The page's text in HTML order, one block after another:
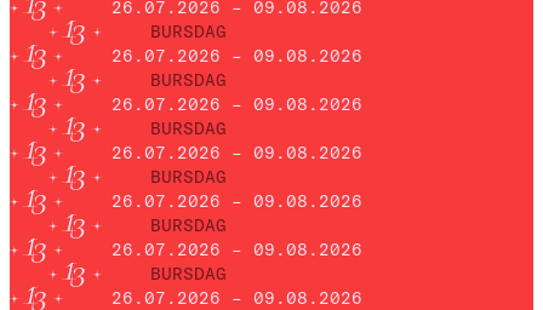
26.07.2026 – 09.08.2026
BURSDAG
26.07.2026 – 09.08.2026
BURSDAG
26.07.2026 – 09.08.2026
BURSDAG
26.07.2026 – 09.08.2026
BURSDAG
26.07.2026 – 09.08.2026
BURSDAG
26.07.2026 – 09.08.2026
BURSDAG
26.07.2026 – 09.08.2026